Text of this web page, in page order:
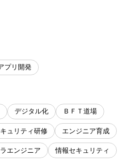
プリ開発
デジタル化 ＢＦＴ道場
ュリティ研修 エンジニア育成
エンジニア 情報セキュリティ